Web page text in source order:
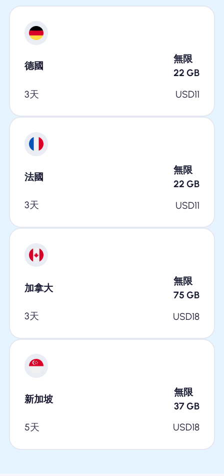
德國
無限
22 GB
3天
USD11
法國
無限
22 GB
3天
USD11
加拿大
無限
75 GB
3天
USD18
新加坡
無限
37 GB
5天
USD18